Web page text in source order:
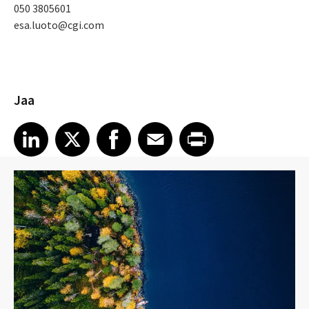
050 3805601
esa.luoto@cgi.com
Jaa
Share article on LinkedIn
LinkedIn
Share article on XShare article on Facebook
Facebook
Share article on Email
EmailShare article on Print